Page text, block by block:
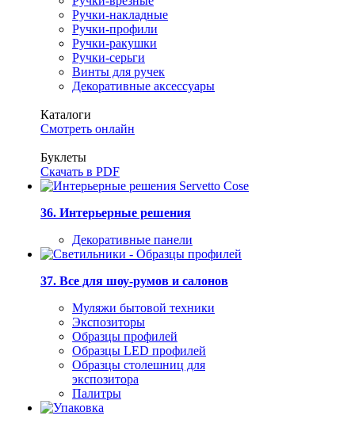
Ручки-накладные
Ручки-профили
Ручки-ракушки
Ручки-серьги
Винты для ручек
Декоративные аксессуары
Каталоги
Смотреть онлайн
Буклеты
Скачать в PDF
36. Интерьерные решения
Декоративные панели
37. Все для шоу-румов и салонов
Муляжи бытовой техники
Экспозиторы
Образцы профилей
Образцы LED профилей
Образцы столешниц для
экспозитора
Палитры